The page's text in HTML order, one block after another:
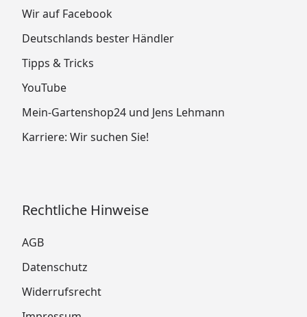
Wir auf Facebook
Deutschlands bester Händler
Tipps & Tricks
YouTube
Mein-Gartenshop24 und Jens Lehmann
Karriere: Wir suchen Sie!
Rechtliche Hinweise
AGB
Datenschutz
Widerrufsrecht